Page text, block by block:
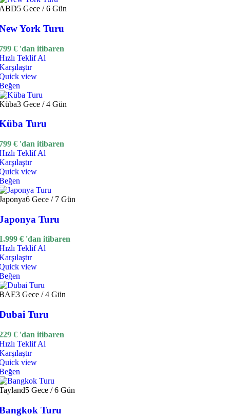
5 Gece / 6 Gün
York Turu
€ 'dan itibaren
Teklif Al
view
3 Gece / 4 Gün
Turu
€ 'dan itibaren
Teklif Al
view
6 Gece / 7 Gün
Turu
€ 'dan itibaren
Teklif Al
view
3 Gece / 4 Gün
Turu
€ 'dan itibaren
Teklif Al
view
5 Gece / 6 Gün
Turu